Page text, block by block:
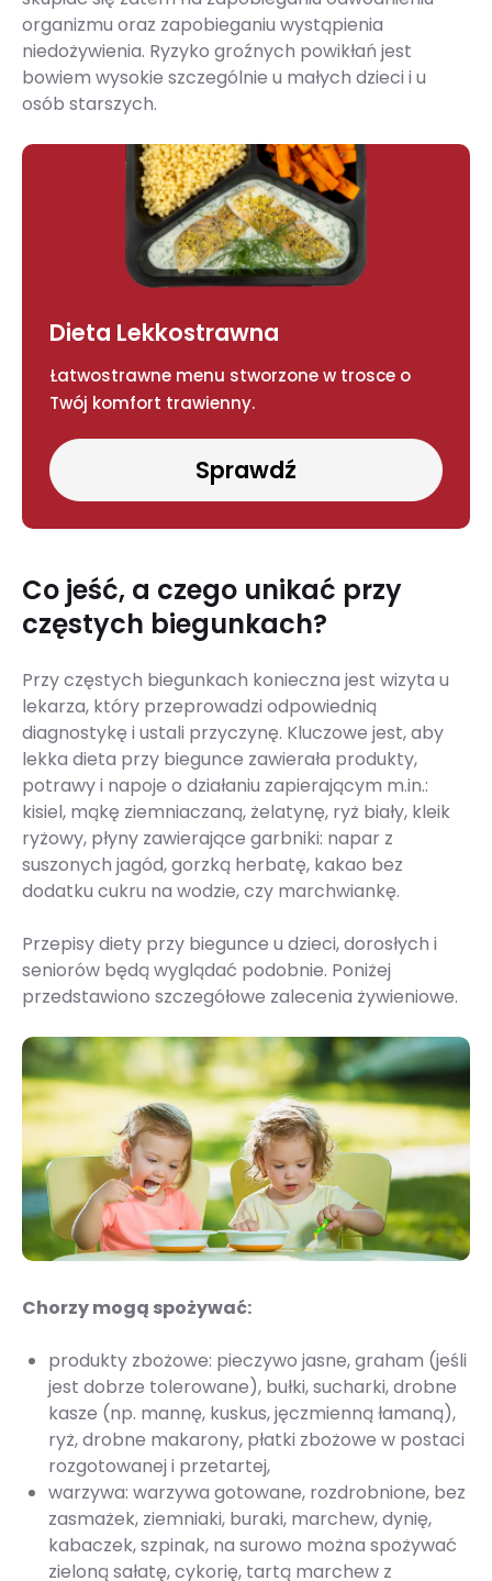
organizmu oraz zapobieganiu wystąpienia
niedożywienia. Ryzyko groźnych powikłań jest
bowiem wysokie szczególnie u małych dzieci i u
osób starszych.
Dieta Lekkostrawna
Łatwostrawne menu stworzone w trosce o
Twój komfort trawienny.
Sprawdź
Co jeść, a czego unikać przy
częstych biegunkach?
Przy częstych biegunkach konieczna jest wizyta u
lekarza, który przeprowadzi odpowiednią
diagnostykę i ustali przyczynę. Kluczowe jest, aby
lekka dieta przy biegunce zawierała produkty,
potrawy i napoje o działaniu zapierającym m.in.:
kisiel, mąkę ziemniaczaną, żelatynę, ryż biały, kleik
ryżowy, płyny zawierające garbniki: napar z
suszonych jagód, gorzką herbatę, kakao bez
dodatku cukru na wodzie, czy marchwiankę.
Przepisy diety przy biegunce u dzieci, dorosłych i
seniorów będą wyglądać podobnie. Poniżej
przedstawiono szczegółowe zalecenia żywieniowe.
Chorzy mogą spożywać:
produkty zbożowe: pieczywo jasne, graham (jeśli
jest dobrze tolerowane), bułki, sucharki, drobne
kasze (np. mannę, kuskus, jęczmienną łamaną),
ryż, drobne makarony, płatki zbożowe w postaci
rozgotowanej i przetartej,
warzywa: warzywa gotowane, rozdrobnione, bez
zasmażek, ziemniaki, buraki, marchew, dynię,
kabaczek, szpinak, na surowo można spożywać
zieloną sałatę, cykorię, tartą marchew z